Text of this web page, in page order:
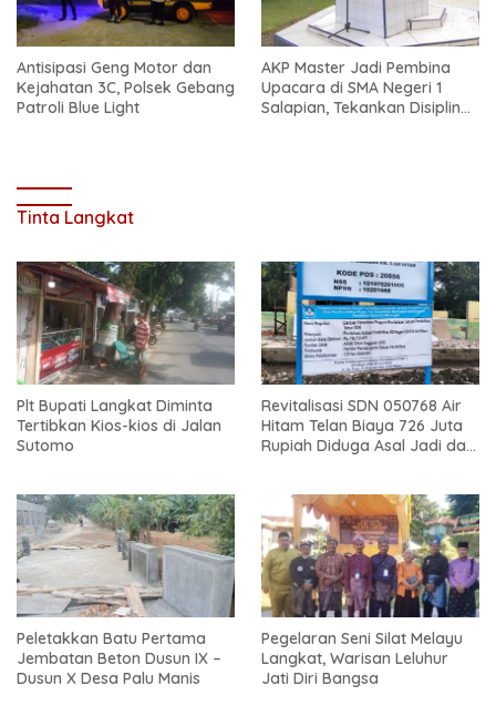
Antisipasi Geng Motor dan
Kejahatan 3C, Polsek Gebang
Patroli Blue Light
AKP Master Jadi Pembina
Upacara di SMA Negeri 1
Salapian, Tekankan Disiplin
Tinta Langkat
Plt Bupati Langkat Diminta
Tertibkan Kios-kios di Jalan
Sutomo
Revitalisasi SDN 050768 Air
Hitam Telan Biaya 726 Juta
Rupiah Diduga Asal Jadi dan
Peletakkan Batu Pertama
Jembatan Beton Dusun IX –
Dusun X Desa Palu Manis
Pegelaran Seni Silat Melayu
Langkat, Warisan Leluhur
Jati Diri Bangsa